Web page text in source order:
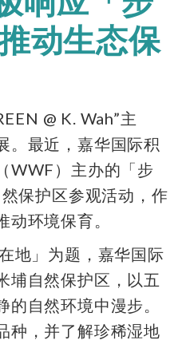
动生态保
@ K. Wah”主
。最近，嘉华国际积
WWF）主办的「步
保护区参观活动，作
环境保育。
地」为题，嘉华国际
埔自然保护区，以五
自然环境中漫步。
种，并了解珍稀湿地